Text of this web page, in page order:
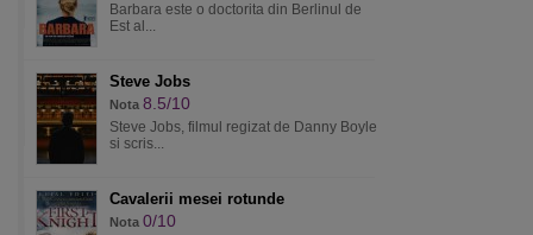
Barbara este o doctorita din Berlinul de
Est al...
Steve Jobs
Nota 8.5/10
Steve Jobs, filmul regizat de Danny Boyle
si scris...
Cavalerii mesei rotunde
Nota 0/10